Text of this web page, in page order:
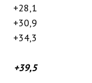
+28,1
+30,9
+34,3
+39,5